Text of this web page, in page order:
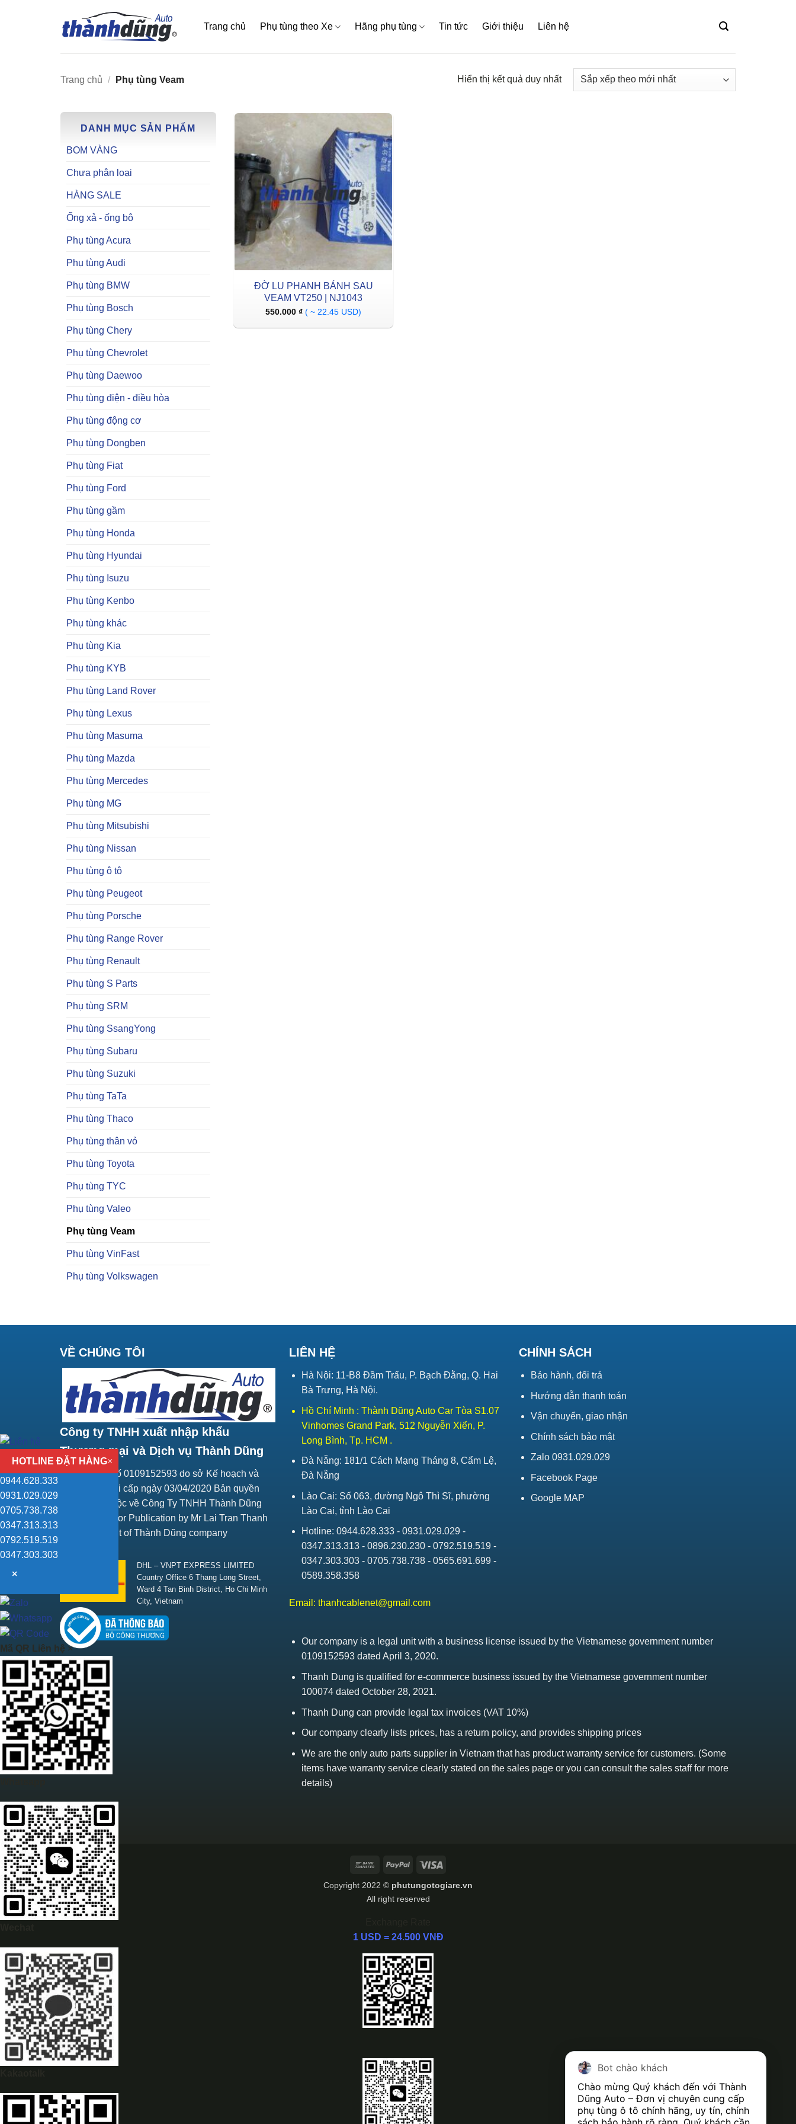
Trang chủ Phụ tùng theo Xe Hãng phụ tùng Tin tức Giới thiệu Liên hệ
Trang chủ / Phụ tùng Veam Hiển thị kết quả duy nhất
DANH MỤC SẢN PHẨM
BOM VÀNG
Chưa phân loại
HÀNG SALE
Ống xả - ống bô
Phụ tùng Acura
Phụ tùng Audi
Phụ tùng BMW
Phụ tùng Bosch
Phụ tùng Chery
Phụ tùng Chevrolet
Phụ tùng Daewoo
Phụ tùng điện - điều hòa
Phụ tùng động cơ
Phụ tùng Dongben
Phụ tùng Fiat
Phụ tùng Ford
Phụ tùng gầm
Phụ tùng Honda
Phụ tùng Hyundai
Phụ tùng Isuzu
Phụ tùng Kenbo
Phụ tùng khác
Phụ tùng Kia
Phụ tùng KYB
Phụ tùng Land Rover
Phụ tùng Lexus
Phụ tùng Masuma
Phụ tùng Mazda
Phụ tùng Mercedes
Phụ tùng MG
Phụ tùng Mitsubishi
Phụ tùng Nissan
Phụ tùng ô tô
Phụ tùng Peugeot
Phụ tùng Porsche
Phụ tùng Range Rover
Phụ tùng Renault
Phụ tùng S Parts
Phụ tùng SRM
Phụ tùng SsangYong
Phụ tùng Subaru
Phụ tùng Suzuki
Phụ tùng TaTa
Phụ tùng Thaco
Phụ tùng thân vỏ
Phụ tùng Toyota
Phụ tùng TYC
Phụ tùng Valeo
Phụ tùng Veam
Phụ tùng VinFast
Phụ tùng Volkswagen
ĐỜ LU PHANH BÁNH SAU
VEAM VT250 | NJ1043
550.000₫ ( ~ 22.45 USD)
VỀ CHÚNG TÔI
Công ty TNHH xuất nhập khẩu
Thương mại và Dịch vụ Thành Dũng
Giấy ĐKKD số 0109152593 do sở Kế hoạch và
Đầu tư Hà Nội cấp ngày 03/04/2020 Bản quyền
trang web thuộc về Công Ty TNHH Thành Dũng
Responsible for Publication by Mr Lai Tran Thanh
Vice President of Thành Dũng company
DHL – VNPT EXPRESS LIMITED
Country Office 6 Thang Long Street,
Ward 4 Tan Binh District, Ho Chi Minh
City, Vietnam
LIÊN HỆ
Hà Nội: 11-B8 Đầm Trấu, P. Bạch Đằng, Q. Hai
Bà Trưng, Hà Nội.
Hồ Chí Minh : Thành Dũng Auto Car Tòa S1.07
Vinhomes Grand Park, 512 Nguyễn Xiển, P.
Long Bình, Tp. HCM .
Đà Nẵng: 181/1 Cách Mạng Tháng 8, Cẩm Lệ,
Đà Nẵng
Lào Cai: Số 063, đường Ngô Thì Sĩ, phường
Lào Cai, tỉnh Lào Cai
Hotline: 0944.628.333 - 0931.029.029 -
0347.313.313 - 0896.230.230 - 0792.519.519 -
0347.303.303 - 0705.738.738 - 0565.691.699 -
0589.358.358
Email: thanhcablenet@gmail.com
CHÍNH SÁCH
Bảo hành, đổi trả
Hướng dẫn thanh toán
Vận chuyển, giao nhận
Chính sách bảo mật
Zalo 0931.029.029
Facebook Page
Google MAP
Our company is a legal unit with a business license issued by the Vietnamese government number
0109152593 dated April 3, 2020.
Thanh Dung is qualified for e-commerce business issued by the Vietnamese government number
100074 dated October 28, 2021.
Thanh Dung can provide legal tax invoices (VAT 10%)
Our company clearly lists prices, has a return policy, and provides shipping prices
We are the only auto parts supplier in Vietnam that has product warranty service for customers. (Some
items have warranty service clearly stated on the sales page or you can consult the sales staff for more
details)
Bank
PayPal
Copyright 2022 © phutungotogiare.vn
All right reserved
HOTLINE ĐẶT HÀNG×
0944.628.333
0931.029.029
0705.738.738
0347.313.313
0792.519.519
0347.303.303
×
Mã QR Liên hệ ×
1 USD = 24.500 VNĐ
WhatsApp 0944628333
Bot chào khách
Chào mừng Quý khách đến với Thành
Dũng Auto – Đơn vị chuyên cung cấp
phụ tùng ô tô chính hãng, uy tín, chính